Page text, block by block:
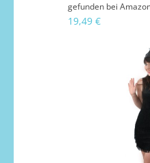
gefunden bei
19,49 €